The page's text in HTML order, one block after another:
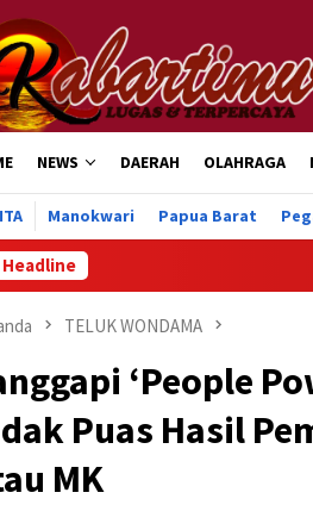
NEWS DAERAH OLAHRAGA
Manokwari Papua Barat
Headline
TELUK WONDAMA
‘People
Puas Hasil
MK